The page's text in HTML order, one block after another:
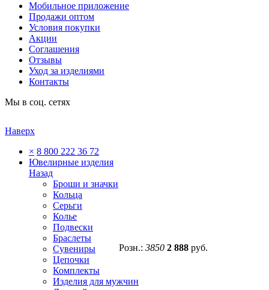
Розн.: 3850 2 888 руб.
Мобильное приложение
Продажи оптом
Условия покупки
Акции
Соглашения
Отзывы
Уход за изделиями
Контакты
Мы в соц. сетях
Наверх
× 8 800 222 36 72
Ювелирные изделия
Назад
Броши и значки
Кольца
Серьги
Колье
Подвески
Браслеты
Сувениры
Цепочки
Комплекты
Изделия для мужчин